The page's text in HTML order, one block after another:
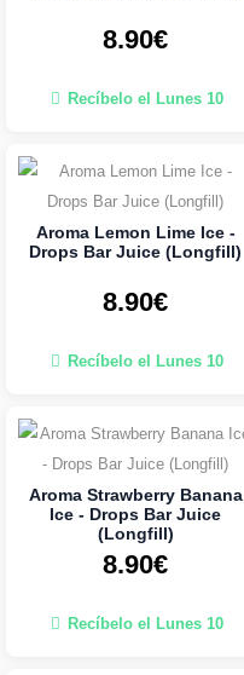
8.90€
Recíbelo el Lunes 10
Aroma Lemon Lime Ice -
Drops Bar Juice (Longfill)
8.90€
Recíbelo el Lunes 10
Aroma Strawberry Banana
Ice - Drops Bar Juice
(Longfill)
8.90€
Recíbelo el Lunes 10